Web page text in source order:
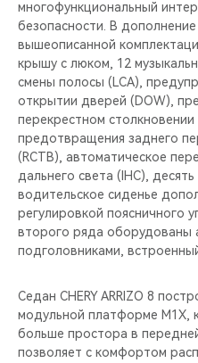
многофункциональный
безопасности. В
вышеописанной
крышу с люком, 12
смены полосы (LCA),
открытии дверей (DOW),
перекрестном столкновении
предотвращения заднего
(RCTB), автоматическое
дальнего света (IHC),
водительское сиденье
регулировкой поясничного
второго ряда оборудованы
подголовниками,
Седан CHERY ARRIZO 8
модульной платформе M1X,
больше простора в
позволяет с комфортом